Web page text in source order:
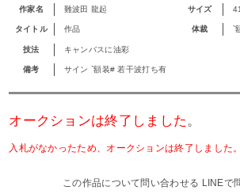
作家名 難波田 龍起 サイズ
タイトル 作品 体裁 `
技法 キャンバスに油彩
備考 サイン `額装# 若干波打ち有
オークションは終了しました。
入札がなかったため、オークションは終了しました。
この作品について問い合わせる LINEで